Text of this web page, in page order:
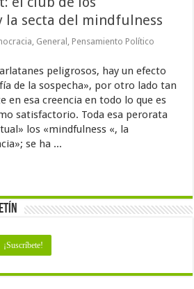
la secta del mindfulness
, General , Pensamiento Político
peligrosos, hay un efecto
de la sospecha», por otro lado tan
en esa creencia en todo lo que es
satisfactorio. Toda esa perorata
los «mindfulness «, la
se ha ...